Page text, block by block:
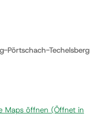
Pörtschach-Techelsberg
Maps öffnen (Öffnet in